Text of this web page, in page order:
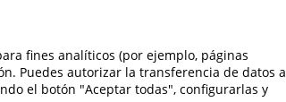
fines analíticos (por ejemplo, páginas
Puedes autorizar la transferencia de datos a
el botón "Aceptar todas", configurarlas y